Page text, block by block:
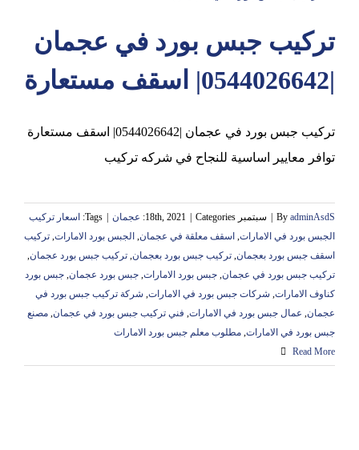
عجمانتركيب جبس بورد في عجمان
|0544026642| اسقف مستعارة
تركيب جبس بورد في عجمان |0544026642| اسقف مستعارة
توافر معايير اساسية للنجاح في شركه تركيب
By adminAsdS سبتمبر 18th, 2021 Categories: عجمان Tags:
اسعار تركيب
الجبس بورد في الامارات, اسقف معلقة في عجمان, الجبس بورد الامارات, تركيب
اسقف جبس بورد بعجمان, تركيب جبس بورد بعجمان, تركيب جبس بورد عجمان,
تركيب جبس بورد في عجمان, جبس بورد الامارات, جبس بورد عجمان, جبس بورد
كناوف الامارات, شركات جبس بورد في الامارات, شركة تركيب جبس بورد في
عجمان, عمال جبس بورد في الامارات, فني تركيب جبس بورد في عجمان, مصنع
جبس بورد في الامارات, مطلوب معلم جبس بورد الامارات
Read More